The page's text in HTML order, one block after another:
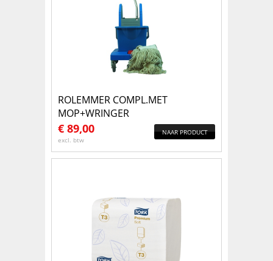
ROLEMMER COMPL.MET
MOP+WRINGER
€ 89,00
excl. btw
NAAR PRODUCT